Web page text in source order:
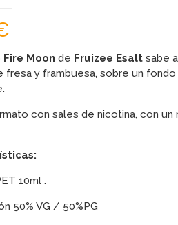
Moon de Fruizee Esaltsabe
fresa y frambuesa, sobre un
con sales de nicotina, con un
10ml .
50% VG / 50%PG